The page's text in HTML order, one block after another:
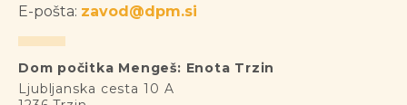
E-pošta: zavod@dpm.si
Dom počitka Mengeš: Enota Trzin
Ljubljanska cesta 10 A